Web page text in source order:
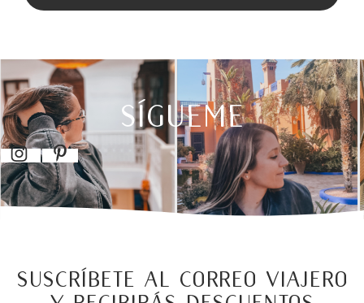
SÍGUEME
Suscríbete al correo viajero